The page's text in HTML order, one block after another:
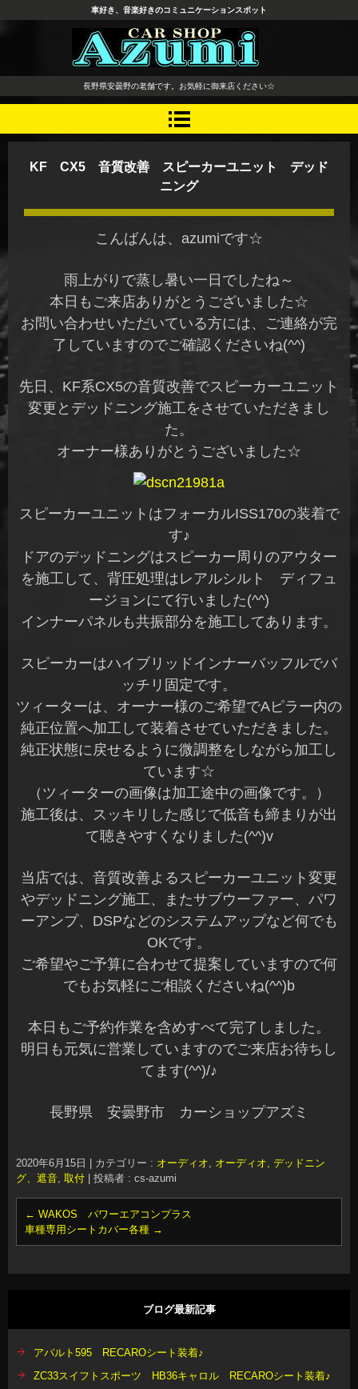
長野県 安曇野市 タイヤ ホ
イール デッドニング カーオ
ーディオ レカロシート
車好き、音楽好きのコミュニケーションスポット
長野県安曇野の老舗です。お気軽に御来店ください☆
KF CX5 音質改善 スピーカーユニット デッド
ニング
こんばんは、azumiです☆
雨上がりで蒸し暑い一日でしたね～
本日もご来店ありがとうございました☆
お問い合わせいただいている方には、ご連絡が完
了していますのでご確認くださいね(^^)
先日、KF系CX5の音質改善でスピーカーユニット
変更とデッドニング施工をさせていただきまし
た。
オーナー様ありがとうございました☆
スピーカーユニットはフォーカルISS170の装着で
す♪
ドアのデッドニングはスピーカー周りのアウター
を施工して、背圧処理はレアルシルト ディフュ
ージョンにて行いました(^^)
インナーパネルも共振部分を施工してあります。
スピーカーはハイブリッドインナーバッフルでバ
ッチリ固定です。
ツィーターは、オーナー様のご希望でAピラー内の
純正位置へ加工して装着させていただきました。
純正状態に戻せるように微調整をしながら加工し
ています☆
（ツィーターの画像は加工途中の画像です。）
施工後は、スッキリした感じで低音も締まりが出
て聴きやすくなりました(^^)v
当店では、音質改善よるスピーカーユニット変更
やデッドニング施工、またサブウーファー、パワ
ーアンプ、DSPなどのシステムアップなど何でも
OKです。
ご希望やご予算に合わせて提案していますので何
でもお気軽にご相談くださいね(^^)b
本日もご予約作業を含めすべて完了しました。
明日も元気に営業していますのでご来店お待ちし
てます(^^)/♪
長野県 安曇野市 カーショップアズミ
2020年6月15日 カテゴリー : オーディオ, オーディオ, デッドニン
グ、遮音, 取付 投稿者 : cs-azumi
← WAKOS パワーエアコンプラス
車種専用シートカバー各種 →
ブログ最新記事
アバルト595 RECAROシート装着♪
ZC33スイフトスポーツ HB36キャロル RECAROシート装着♪